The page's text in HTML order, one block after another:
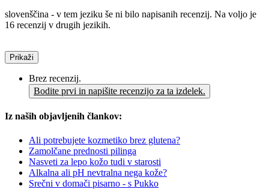
slovenščina - v tem jeziku še ni bilo napisanih recenzij. Na voljo je
16 recenzij v drugih jezikih.
Prikaži
Brez recenzij.
Bodite prvi in napišite recenzijo za ta izdelek.
Iz naših objavljenih člankov:
Ali potrebujete kozmetiko brez glutena?
Zamolčane prednosti pilinga
Nasveti za lepo kožo tudi v starosti
Alkalna ali pH nevtralna nega kože?
Srečni v domači pisarno - s Pukko